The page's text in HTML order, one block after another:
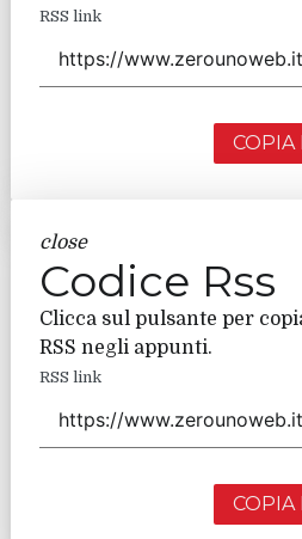
RSS link
COPIA
close
Codice Rss
Clicca sul pulsante per
RSS negli appunti.
RSS link
COPIA